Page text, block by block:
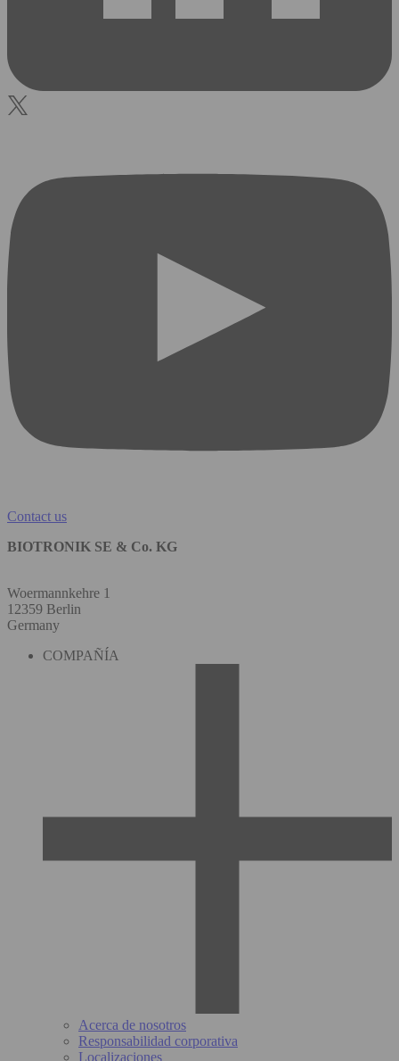
Contact us
BIOTRONIK SE & Co. KG
Woermannkehre 1
12359 Berlin
Germany
COMPAÑÍA
Acerca de nosotros
Responsabilidad corporativa
Localizaciones